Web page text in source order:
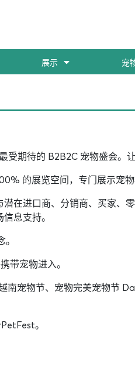
展示 宠
受期待的 B2B2C 宠物盛会。
的展览空间，专门展示宠物
在进口商、分销商、买家、
息支持。
带宠物进入。
南宠物节、宠物完美宠物节
。